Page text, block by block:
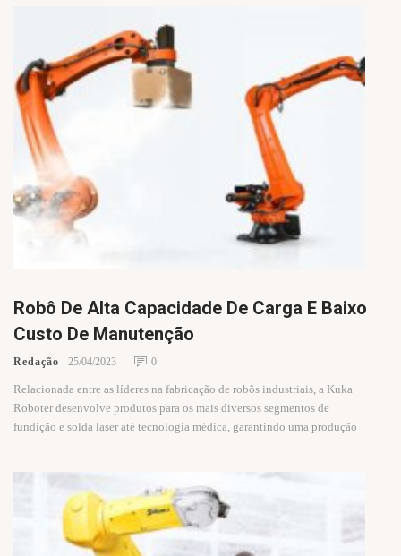
Robô De Alta Capacidade De Carga E Baixo
Custo De Manutenção
Redação 25/04/2023 0
Relacionada entre as líderes na fabricação de robôs industriais, a Kuka
Roboter desenvolve produtos para os mais diversos segmentos de
fundição e solda laser até tecnologia médica, garantindo uma produção